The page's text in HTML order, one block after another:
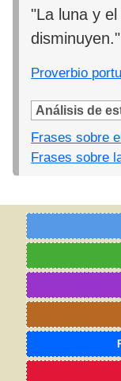
"La luna y
disminuyen."
Proverbio
Análisis de
Frases sobre
Frases sobre